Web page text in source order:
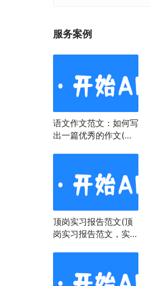
服务案例
语文作文范文：如何写
出一篇优秀的作文(语
顶岗实习报告范文(顶
岗实习报告范文，实习